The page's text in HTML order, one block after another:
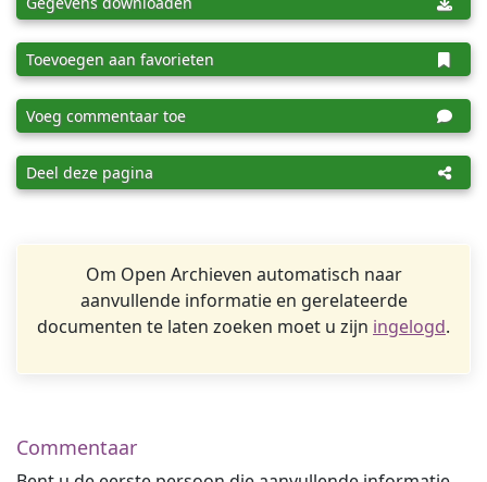
Toevoegen aan favorieten
Voeg commentaar toe
Deel deze pagina
Om Open Archieven automatisch naar
aanvullende informatie en gerelateerde
documenten te laten zoeken moet u zijn ingelogd.
Commentaar